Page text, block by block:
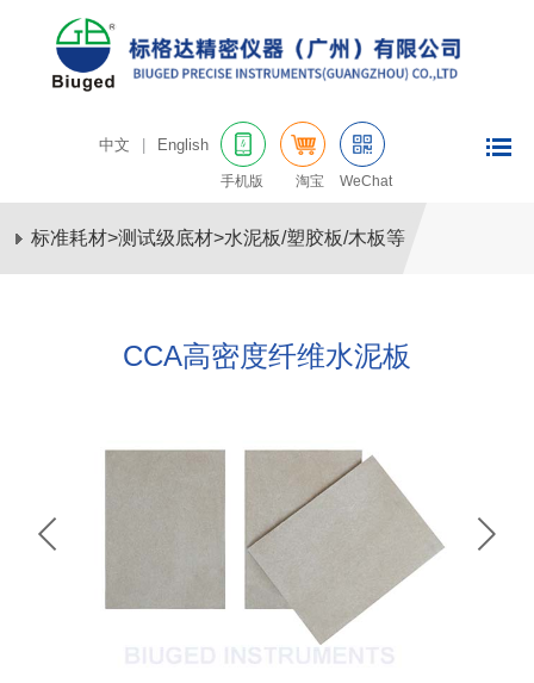
中文 English
手机版 淘宝 WeChat
标准耗材>测试级底材>水泥板/塑胶板/木板等
CCA高密度纤维水泥板